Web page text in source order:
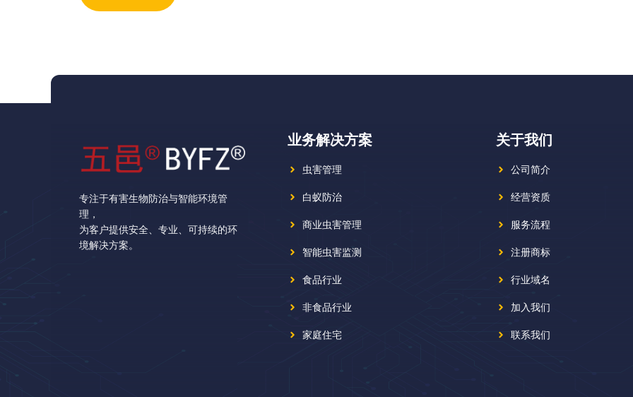
专注于有害生物防治与智能环境管
理，
为客户提供安全、专业、可持续的环
境解决方案。
业务解决方案
虫害管理
白蚁防治
商业虫害管理
智能虫害监测
食品行业
非食品行业
家庭住宅
关于我们
公司简介
经营资质
服务流程
注册商标
行业域名
加入我们
联系我们